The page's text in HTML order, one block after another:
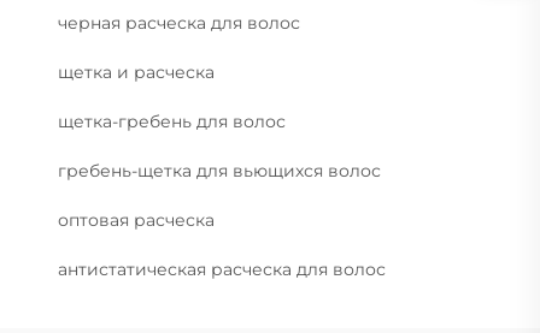
черная расческа для волос
щетка и расческа
щетка-гребень для волос
гребень-щетка для вьющихся волос
оптовая расческа
антистатическая расческа для волос